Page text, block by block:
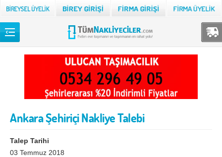
TÜM NAKLİYECİLER
Adıyaman
Ağrı
Aksaray Amasya
Ardahan
Back
Ankara Şehiriçi Nakliye Talebi
Talep Tarihi
03 Temmuz 2018